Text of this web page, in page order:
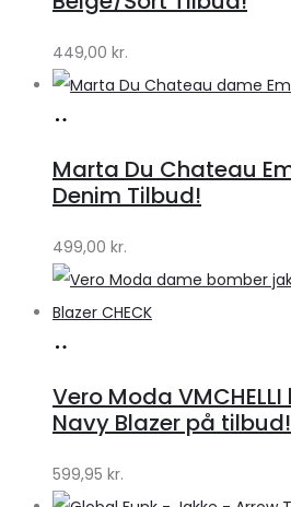
449,00 kr.
Klædeskabet.dk
Marta Du Chateau
Denim Tilbud!
499,00 kr.
Klædeskabet.dk
Vero Moda
Navy Blazer på tilbud!
599,95 kr.